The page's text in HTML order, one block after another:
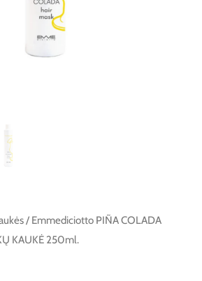
/ Emmediciotto PIÑA COLADA
KAUKĖ 250ml.